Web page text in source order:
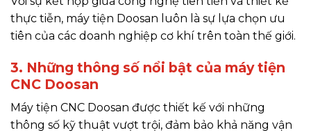
thực tiễn, máy tiện Doosan luôn là sự lựa chọn ưu
tiên của các doanh nghiệp cơ khí trên toàn thế giới.
3. Những thông số nổi bật của máy tiện
CNC Doosan
Máy tiện CNC Doosan được thiết kế với những
thông số kỹ thuật vượt trội, đảm bảo khả năng vận